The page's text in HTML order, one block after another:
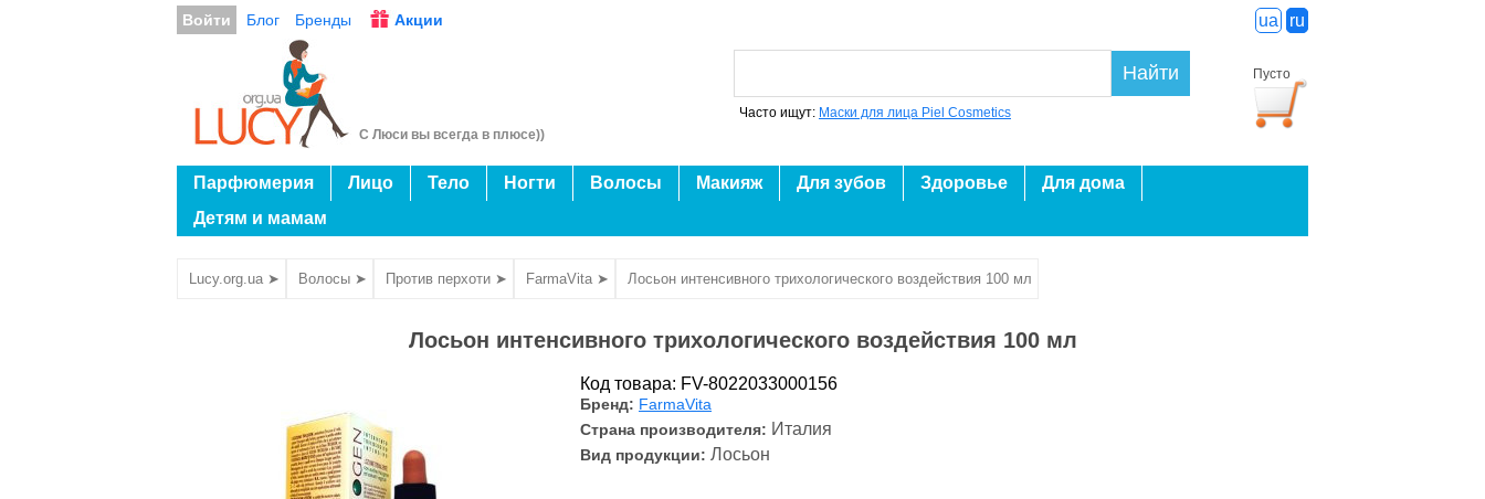
Войти Блог Бренды Акции ua ru
С Люси вы всегда в плюсе))
Пусто
Найти
Часто ищут: Маски для лица Piel Cosmetics
Парфюмерия Лицо Тело Ногти Волосы Макияж Для зубов Здоровье
Для дома
Детям и мамам
Lucy.org.ua ➤ Волосы ➤ Против перхоти ➤ FarmaVita ➤ Лосьон интенсивного трихологического воздействия 100 мл
Лосьон интенсивного трихологического воздействия 100 мл
Код товара: FV-8022033000156
Бренд: FarmaVita
Страна производителя: Италия
Вид продукции: Лосьон